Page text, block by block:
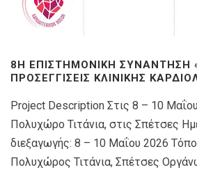
8Η ΕΠΙΣΤΗΜΟΝΙΚΉ ΣΥΝΆΝΤΗΣΗ
ΠΡΟΣΕΓΓΊΣΕΙΣ ΚΛΙΝΙΚΉΣ
Project Description Στις 8 – 10
Πολυχώρο Τιτάνια, στις Σπέτσες
διεξαγωγής: 8 – 10 Μαΐου 2026
Πολυχώρος Τιτάνια, Σπέτσες